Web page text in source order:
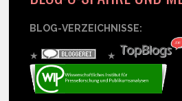
BLOG-VERZEICHNISSE:
★ ★